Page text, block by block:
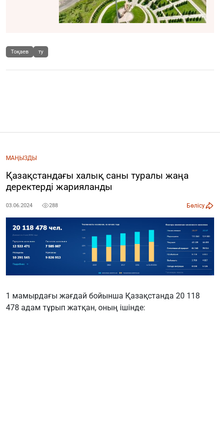
Тоқаев ту
МАҢЫЗДЫ
Қазақстандағы халық саны туралы жаңа
деректерді жарияланды
03.06.2024 288 Бөлісу
1 мамырдағы жағдай бойынша Қазақстанда 20 118
478 адам тұрып жатқан, оның ішінде: